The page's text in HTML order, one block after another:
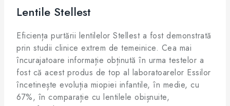
Lentile Stellest
Eficiența purtării lentilelor Stellest a fost demonstrată
prin studii clinice extrem de temeinice. Cea mai
încurajatoare informație obținută în urma testelor a
fost că acest produs de top al laboratoarelor Essilor
încetinește evoluția miopiei infantile, în medie, cu
67%, în comparație cu lentilele obișnuite,